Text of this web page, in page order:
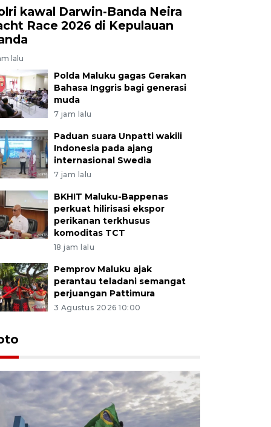
kawal Darwin-Banda Neira
Race 2026 di Kepulauan
lalu
Polda Maluku gagas Gerakan
Bahasa Inggris bagi generasi
muda
7 jam lalu
Paduan suara Unpatti wakili
Indonesia pada ajang
internasional Swedia
7 jam lalu
BKHIT Maluku-Bappenas
perkuat hilirisasi ekspor
perikanan terkhusus
komoditas TCT
18 jam lalu
Pemprov Maluku ajak
perantau teladani semangat
perjuangan Pattimura
3 Agustus 2026 10:00